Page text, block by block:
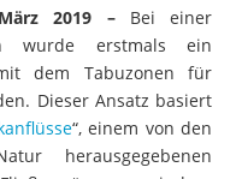
2019 –
Bei einer
wurde erstmals ein
dem Tabuzonen für
Dieser Ansatz basiert
“, einem von den
herausgegebenen